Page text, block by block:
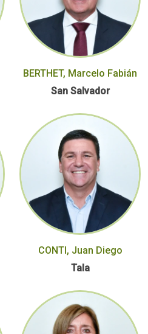
BERTHET, Marcelo Fabián
San Salvador
CONTI, Juan Diego
Tala